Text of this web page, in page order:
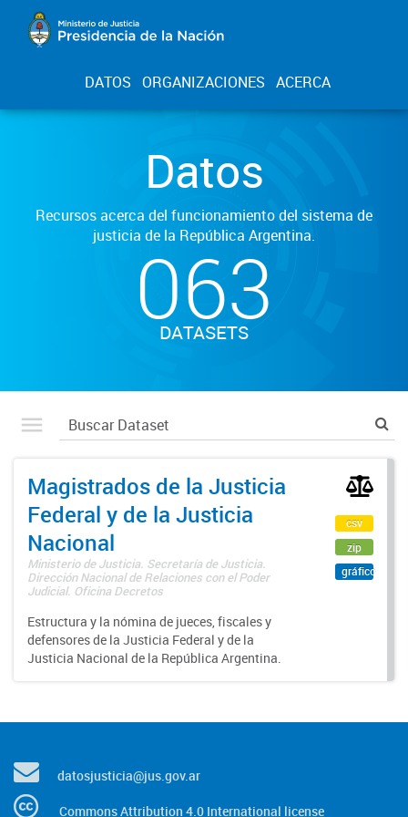
DATOS ORGANIZACIONES ACERCA
Datos
Recursos acerca del funcionamiento del sistema de
justicia de la República Argentina.
063
DATASETS
Magistrados de la Justicia
Federal y de la Justicia
Nacional
Ministerio de Justicia. Secretaría de Justicia.
Dirección Nacional de Relaciones con el Poder
Judicial. Oficina Decretos
Estructura y la nómina de jueces, fiscales y
defensores de la Justicia Federal y de la
Justicia Nacional de la República Argentina.
csv
zip
gráfico
datosjusticia@jus.gov.ar
Commons Attribution 4.0 International license